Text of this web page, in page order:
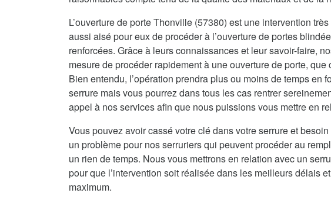
L’ouverture de porte Thonville (57380) est une intervention
aussi aisé pour eux de procéder à l’ouverture de portes
renforcées. Grâce à leurs connaissances et leur savoir-faire,
mesure de procéder rapidement à une ouverture de porte,
Bien entendu, l’opération prendra plus ou moins de temps en
serrure mais vous pourrez dans tous les cas rentrer
appel à nos services afin que nous puissions vous mettre en
Vous pouvez avoir cassé votre clé dans votre serrure et
un problème pour nos serruriers qui peuvent procéder au
un rien de temps. Nous vous mettrons en relation avec un
pour que l’intervention soit réalisée dans les meilleurs délais
maximum.